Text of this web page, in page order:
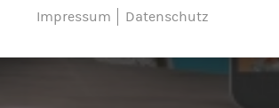
Impressum Datenschutz